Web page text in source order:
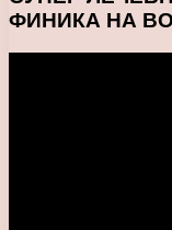
ФИНИКА НА